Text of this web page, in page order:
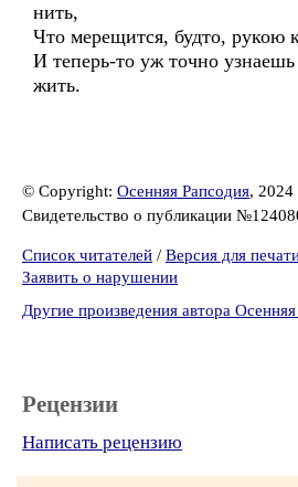
нить,
Что мерещится, будто, рукою
И теперь-то уж точно
жить.
© Copyright: Осенняя Рапсодия, 2024
Свидетельство о публикации
Список читателей / Версия для
Заявить о нарушении
Другие произведения автора
Рецензии
Написать рецензию